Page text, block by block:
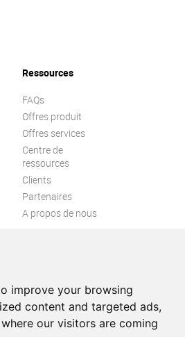
improve your browsing
content and targeted ads,
our visitors are coming
Ressources
FAQs
Offres produit
Offres services
Centre de
ressources
Clients
Partenaires
A propos de nous